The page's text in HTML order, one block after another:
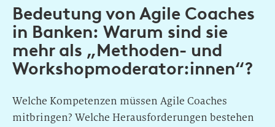
Bedeutung von Agile Coaches
in Banken: Warum sind sie
mehr als „Methoden- und
Workshopmoderator:innen“?
Welche Kompetenzen müssen Agile Coaches
mitbringen? Welche Herausforderungen bestehen